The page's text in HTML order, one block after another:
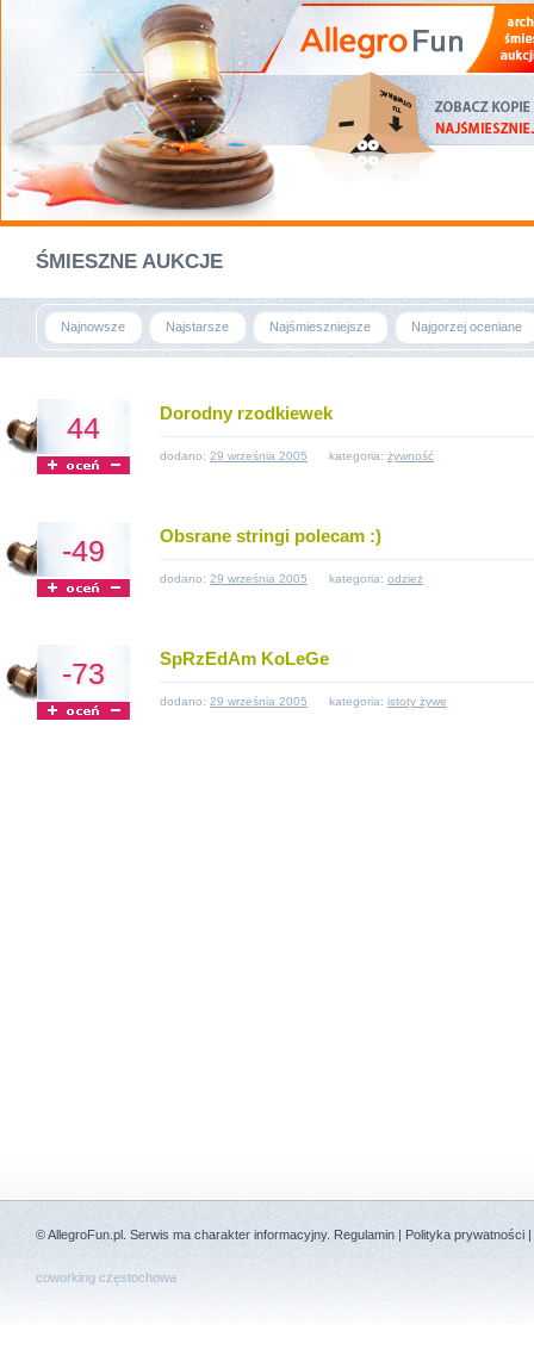
ŚMIESZNE AUKCJE
Najnowsze Najstarsze Najśmieszniejsze Najgorzej oceniane
44 Dorodny rzodkiewek
dodano: 29 września 2005 kategoria: żywność
-49 Obsrane stringi polecam :)
dodano: 29 września 2005 kategoria: odzież
-73 SpRzEdAm KoLeGe
dodano: 29 września 2005 kategoria: istoty żywe
©AllegroFun.pl . Serwis ma charakter informacyjny. Regulamin | Polityka prywatności |
coworking częstochowa